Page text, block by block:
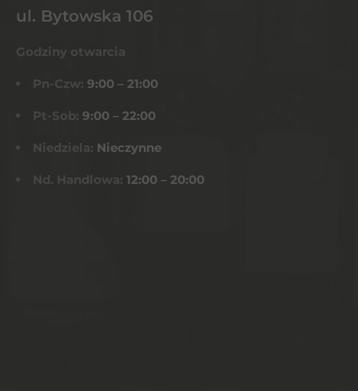
ul. Bytowska 106
Godziny otwarcia
Pn-Czw: 9:00 – 21:00
Pt-Sob: 9:00 – 22:00
Niedziela: Nieczynne
Nd. Handlowa: 12:00 – 20:00